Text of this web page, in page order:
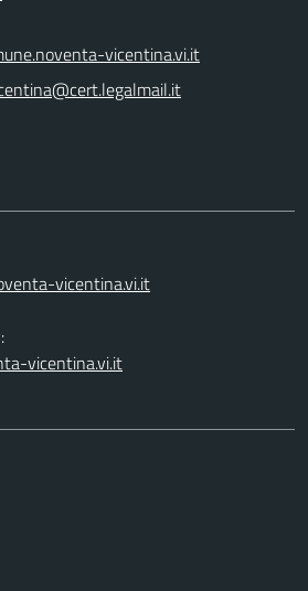
vicentina.vi.it